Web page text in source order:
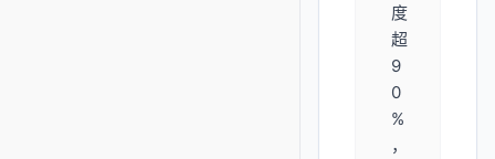
度
超
9
0
%
，